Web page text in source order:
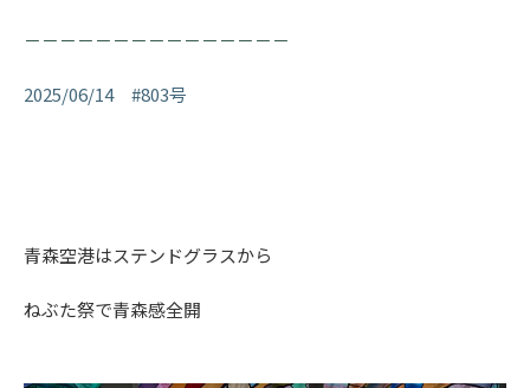
－－－－－－－－－－－－－－－
2025/06/14 #803号
青森空港はステンドグラスから
ねぶた祭で青森感全開